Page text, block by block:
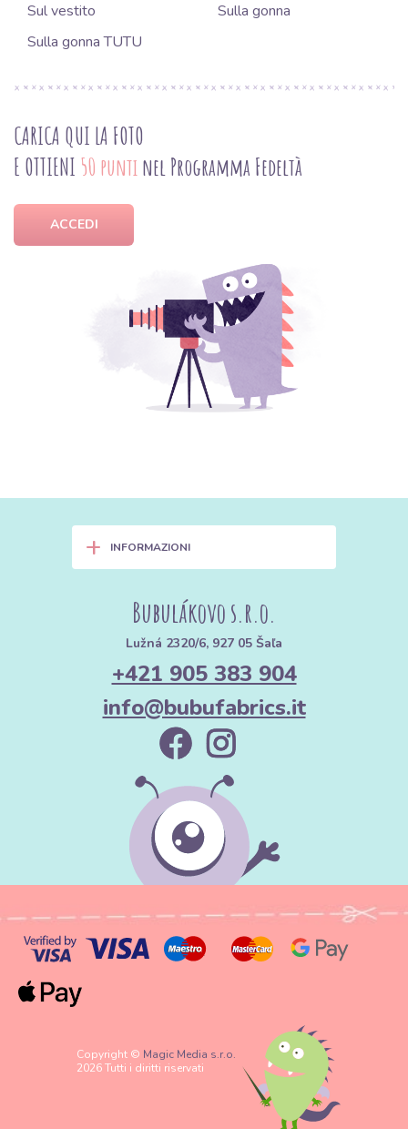
Sul vestito
Sulla gonna
Sulla gonna TUTU
CARICA QUI LA FOTO
E OTTIENI 50 punti nel Programma Fedeltà
ACCEDI
+ INFORMAZIONI
Bubulákovo s.r.o.
Lužná 2320/6, 927 05 Šaľa
+421 905 383 904
info@bubufabrics.it
Copyright © Magic Media s.r.o.
2026 Tutti i diritti riservati